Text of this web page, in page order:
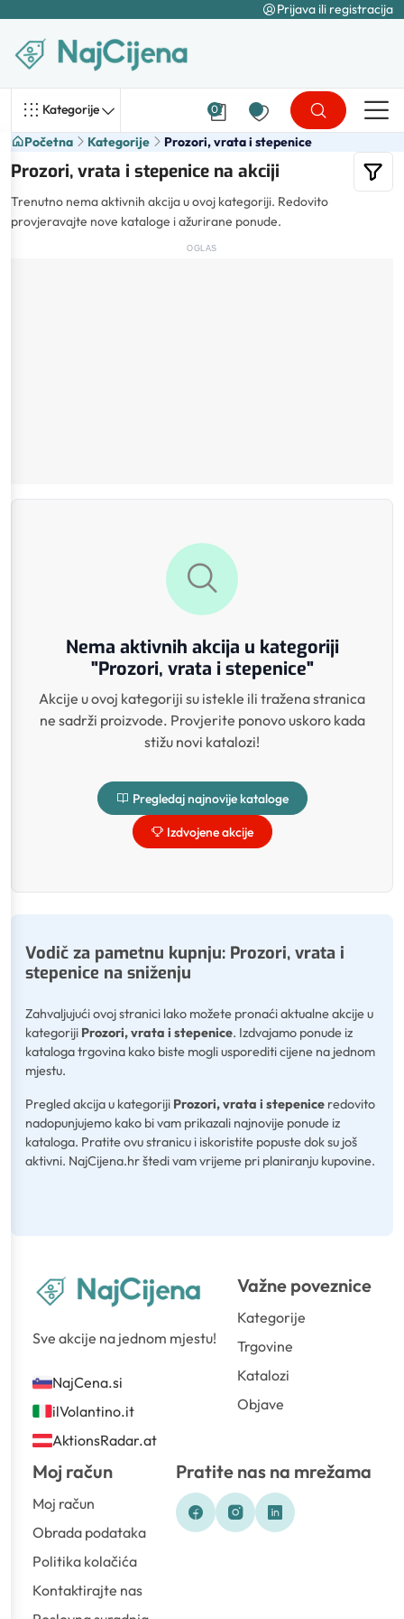
Prijava ili registracija
Kategorije 0
Početna Kategorije Prozori, vrata i stepenice
Prozori, vrata i stepenice na akciji
Trenutno nema aktivnih akcija u ovoj kategoriji. Redovito
provjeravajte nove kataloge i ažurirane ponude.
OGLAS
Nema aktivnih akcija u kategoriji
"Prozori, vrata i stepenice"
Akcije u ovoj kategoriji su istekle ili tražena stranica
ne sadrži proizvode. Provjerite ponovo uskoro kada
stižu novi katalozi!
Pregledaj najnovije kataloge
Izdvojene akcije
Vodič za pametnu kupnju: Prozori, vrata i
stepenice na sniženju
Zahvaljujući ovoj stranici lako možete pronaći aktualne akcije u
kategoriji Prozori, vrata i stepenice. Izdvajamo ponude iz
kataloga trgovina kako biste mogli usporediti cijene na jednom
mjestu.
Pregled akcija u kategoriji Prozori, vrata i stepenice redovito
nadopunjujemo kako bi vam prikazali najnovije ponude iz
kataloga. Pratite ovu stranicu i iskoristite popuste dok su još
aktivni. NajCijena.hr štedi vam vrijeme pri planiranju kupovine.
Sve akcije na jednom mjestu!
NajCena.si
ilVolantino.it
AktionsRadar.at
Važne poveznice
Kategorije
Trgovine
Katalozi
Objave
Moj račun
Moj račun
Obrada podataka
Politika kolačića
Kontaktirajte nas
Pratite nas na mrežama